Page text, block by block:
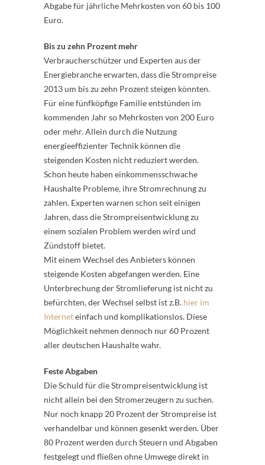
Abgabe für jährliche Mehrkosten von 60 bis 100
Euro.
Bis zu zehn Prozent mehr
Verbraucherschützer und Experten aus der
Energiebranche erwarten, dass die Strompreise
2013 um bis zu zehn Prozent steigen könnten.
Für eine fünfköpfige Familie entstünden im
kommenden Jahr so Mehrkosten von 200 Euro
oder mehr. Allein durch die Nutzung
energieeffizienter Technik können die
steigenden Kosten nicht reduziert werden.
Schon heute haben einkommensschwache
Haushalte Probleme, ihre Stromrechnung zu
zahlen. Experten warnen schon seit einigen
Jahren, dass die Strompreisentwicklung zu
einem sozialen Problem werden wird und
Zündstoff bietet.
Mit einem Wechsel des Anbieters können
steigende Kosten abgefangen werden. Eine
Unterbrechung der Stromlieferung ist nicht zu
befürchten, der Wechsel selbst ist z.B. hier im
Interneteinfach und komplikationslos. Diese
Möglichkeit nehmen dennoch nur 60 Prozent
aller deutschen Haushalte wahr.
Feste Abgaben
Die Schuld für die Strompreisentwicklung ist
nicht allein bei den Stromerzeugern zu suchen.
Nur noch knapp 20 Prozent der Strompreise ist
verhandelbar und können gesenkt werden. Über
80 Prozent werden durch Steuern und Abgaben
festgelegt und fließen ohne Umwege direkt in